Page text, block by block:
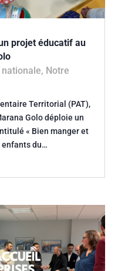
projet éducatif au
, Notre
Territorial (PAT),
Golo déploie un
« Bien manger et
enfants du…